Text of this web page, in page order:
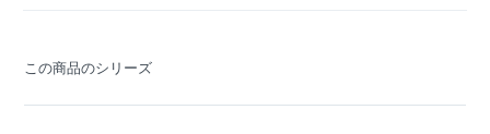
この商品のシリーズ